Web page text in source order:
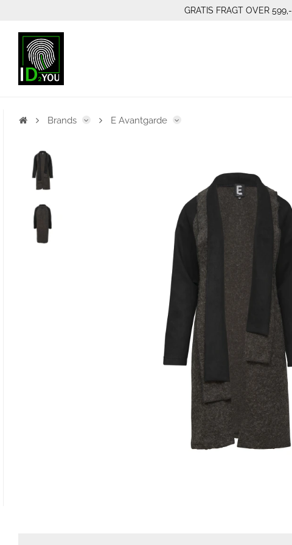
GRATIS FRAGT OVER 599,-
Brands E Avantgarde